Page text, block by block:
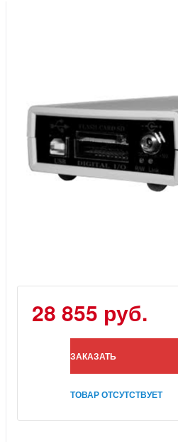
Услуги
28 855 руб.
ЗАКАЗАТЬ
ТОВАР ОТСУТСТВУЕТ